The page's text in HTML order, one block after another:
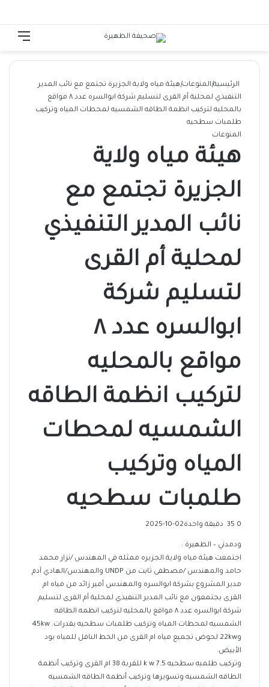
تسجيل الدخول
الرئيسية|المنوعات|هيئة مياه ولاية الجزيرة تجتمع مع نائب المدير
التنفيذي لمحلية أم القرى لتسليم شركة ابوالسره عدد ٨ مواقع
بالمحليه لتركيب انظمة الطاقه الشمسيه لمحطات المياه وتركيب
طلمبات سطحيه
المنوعات
هيئة مياه ولاية
الجزيرة تجتمع مع
نائب المدير التنفيذي
لمحلية أم القرى
لتسليم شركة
ابوالسره عدد ٨
مواقع بالمحليه
لتركيب انظمة الطاقه
الشمسيه لمحطات
المياه وتركيب
طلمبات سطحيه
2025-10-02 0 دقيقة واحدة
ودمدني – الظهيرة :
اجتمعت هيئة مياه ولاية الجزيره ممثله في المهندس /نزار محمد
حامد والمهندس /مصطفى ثابت من UNDP والمهندس/الهادي آدم
مدير المشروع بشركة ابوالسره والمهندس أمير زائد من مياه ام
القرى يجتمعون مع نائب المدير التنفيذي لمحلية أم القرى لتسليم
شركة ابوالسره عدد ٨ مواقع بالمحليه لتركيب انظمه الطاقه
الشمسيه لمحطات المياه وتركيب طلمبات سطحيه بقدرات. 45kw
و22kw لحوض تجميع مياه ام القرى من الخط الناقل للمياه بود
الأبيض.
وتركيب طلمبه سطحيه 7.5 k w للقرية 38 ام القرى وتركيب أنظمة
الطاقه الشمسيه وتسويرها وتركيب أنظمة الطاقه الشمسيه